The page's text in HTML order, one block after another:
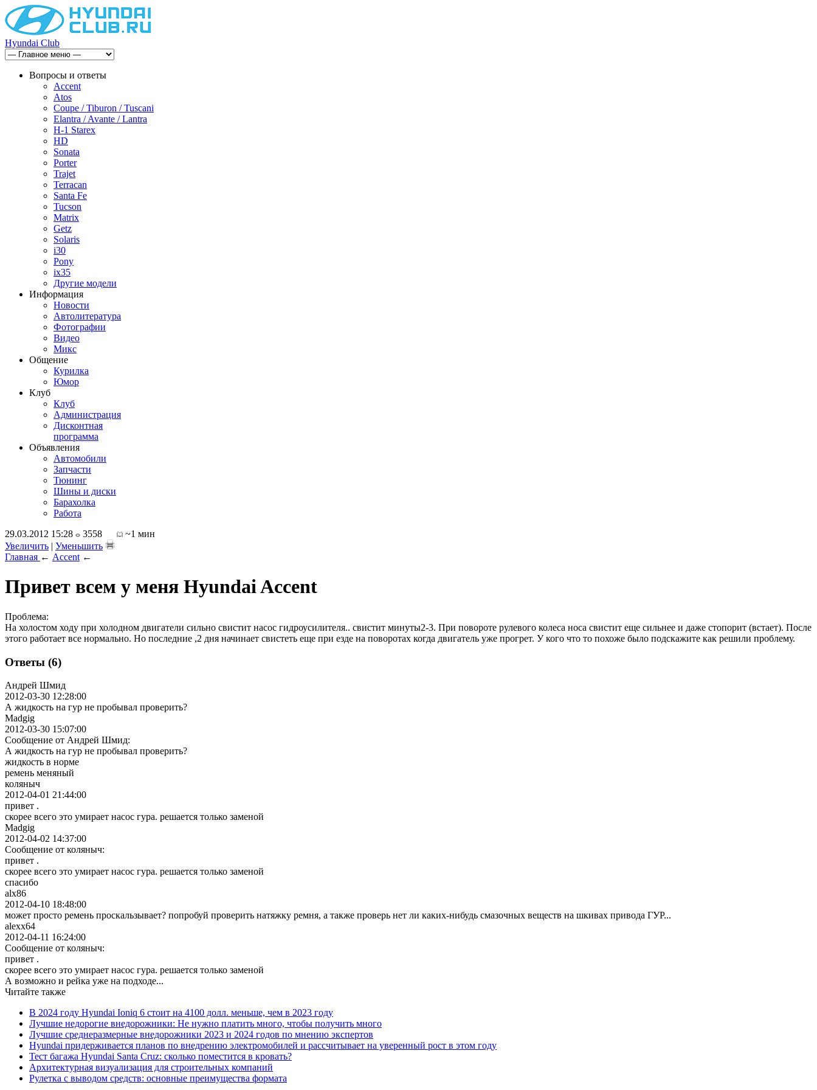
Hyundai Club
Вопросы и ответы
Accent
Atos
Coupe / Tiburon / Tuscani
Elantra / Avante / Lantra
H-1 Starex
HD
Sonata
Porter
Trajet
Terracan
Santa Fe
Tucson
Matrix
Getz
Solaris
i30
Pony
ix35
Другие модели
Информация
Новости
Автолитература
Фотографии
Видео
Микс
Общение
Курилка
Юмор
Клуб
Клуб
Администрация
Дисконтная
программа
Объявления
Автомобили
Запчасти
Тюнинг
Шины и диски
Барахолка
Работа
29.03.2012 15:28
3558
~1 мин
Увеличить | Уменьшить
Главная ← Accent ←
Привет всем у меня Hyundai Accent
Проблема:
На холостом ходу при холодном двигатели сильно свистит насос гидроусилителя.. свистит минуты2-3. При повороте рулевого колеса носа свистит еще сильнее и даже стопорит (встает). После
этого работает все нормально. Но последние ,2 дня начинает свистеть еще при езде на поворотах когда двигатель уже прогрет. У кого что то похоже было подскажите как решили проблему.
Ответы (6)
Андрей Шмид
2012-03-30 12:28:00
А жидкость на гур не пробывал проверить?
Madgig
2012-03-30 15:07:00
Сообщение от Андрей Шмид:
А жидкость на гур не пробывал проверить?
жидкость в норме
ремень меняный
коляныч
2012-04-01 21:44:00
привет .
скорее всего это умирает насос гура. решается только заменой
Madgig
2012-04-02 14:37:00
Сообщение от коляныч:
привет .
скорее всего это умирает насос гура. решается только заменой
спасибо
alx86
2012-04-10 18:48:00
может просто ремень проскальзывает? попробуй проверить натяжку ремня, а также проверь нет ли каких-нибудь смазочных веществ на шкивах привода ГУР...
alexx64
2012-04-11 16:24:00
Сообщение от коляныч:
привет .
скорее всего это умирает насос гура. решается только заменой
А возможно и рейка уже на подходе...
Читайте также
В 2024 году Hyundai Ioniq 6 стоит на 4100 долл. меньше, чем в 2023 году
Лучшие недорогие внедорожники: Не нужно платить много, чтобы получить много
Лучшие среднеразмерные внедорожники 2023 и 2024 годов по мнению экспертов
Hyundai придерживается планов по внедрению электромобилей и рассчитывает на уверенный рост в этом году
Тест багажа Hyundai Santa Cruz: сколько поместится в кровать?
Архитектурная визуализация для строительных компаний
Рулетка с выводом средств: основные преимущества формата